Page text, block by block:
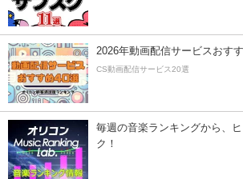
2026年動画配信サービスおす
CS動画配信サービス20選
毎週の音楽ランキングから、
ク！